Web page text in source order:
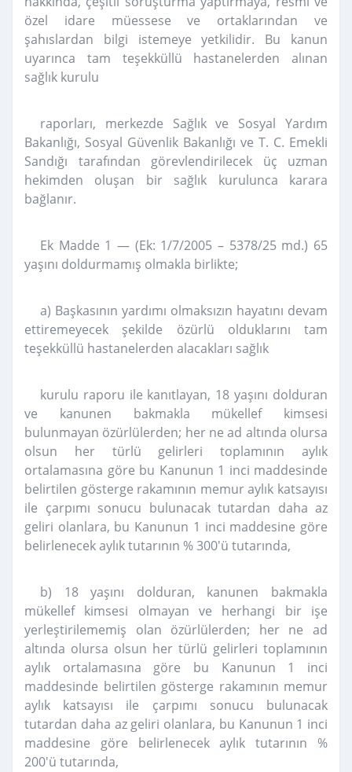
özel idare müessese ve ortaklarından ve
şahıslardan bilgi istemeye yetkilidir. Bu kanun
uyarınca tam teşekküllü hastanelerden alınan
sağlık kurulu
raporları, merkezde Sağlık ve Sosyal Yardım
Bakanlığı, Sosyal Güvenlik Bakanlığı ve T. C. Emekli
Sandığı tarafından görevlendirilecek üç uzman
hekimden oluşan bir sağlık kurulunca karara
bağlanır.
Ek Madde 1 — (Ek: 1/7/2005 – 5378/25 md.) 65
yaşını doldurmamış olmakla birlikte;
a) Başkasının yardımı olmaksızın hayatını devam
ettiremeyecek şekilde özürlü olduklarını tam
teşekküllü hastanelerden alacakları sağlık
kurulu raporu ile kanıtlayan, 18 yaşını dolduran
ve kanunen bakmakla mükellef kimsesi
bulunmayan özürlülerden; her ne ad altında olursa
olsun her türlü gelirleri toplamının aylık
ortalamasına göre bu Kanunun 1 inci maddesinde
belirtilen gösterge rakamının memur aylık katsayısı
ile çarpımı sonucu bulunacak tutardan daha az
geliri olanlara, bu Kanunun 1 inci maddesine göre
belirlenecek aylık tutarının % 300'ü tutarında,
b) 18 yaşını dolduran, kanunen bakmakla
mükellef kimsesi olmayan ve herhangi bir işe
yerleştirilememiş olan özürlülerden; her ne ad
altında olursa olsun her türlü gelirleri toplamının
aylık ortalamasına göre bu Kanunun 1 inci
maddesinde belirtilen gösterge rakamının memur
aylık katsayısı ile çarpımı sonucu bulunacak
tutardan daha az geliri olanlara, bu Kanunun 1 inci
maddesine göre belirlenecek aylık tutarının %
200'ü tutarında,